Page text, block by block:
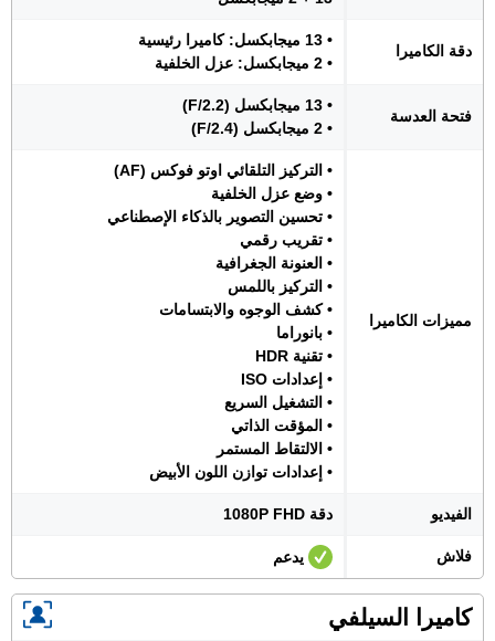
دقة الكاميرا
• 13 ميجابكسل: كاميرا رئيسية
• 2 ميجابكسل: عزل الخلفية
فتحة العدسة
• 13 ميجابكسل (F/2.2)
• 2 ميجابكسل (F/2.4)
مميزات الكاميرا
• التركيز التلقائي اوتو فوكس (AF)
• وضع عزل الخلفية
• تحسين التصوير بالذكاء الإصطناعي
• تقريب رقمي
• العنونة الجغرافية
• التركيز باللمس
• كشف الوجوه والابتسامات
• بانوراما
• تقنية HDR
• إعدادات ISO
• التشغيل السريع
• المؤقت الذاتي
• الالتقاط المستمر
• إعدادات توازن اللون الأبيض
الفيديو دقة 1080P FHD
فلاش يدعم
كاميرا السيلفي